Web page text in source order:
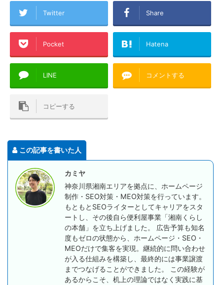
Twitter Share
Pocket Hatena
LINE コメントする
コピーする
この記事を書いた人
カミヤ
神奈川県湘南エリアを拠点に、ホームページ
制作・SEO対策・MEO対策を行っています。
もともとSEOライターとしてキャリアをスタ
ートし、その後自ら便利屋事業「湘南くらし
の本舗」を立ち上げました。 広告予算も知名
度もゼロの状態から、ホームページ・SEO・
MEOだけで集客を実現。継続的に問い合わせ
が入る仕組みを構築し、最終的には事業譲渡
までつなげることができました。 この経験が
あるからこそ、机上の理論ではなく実践に基